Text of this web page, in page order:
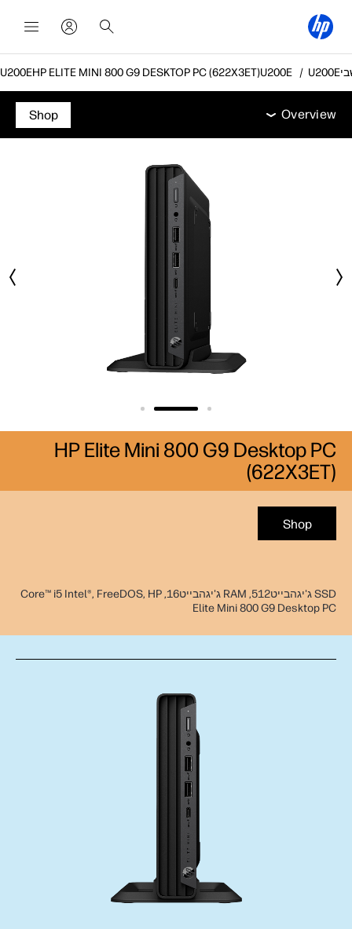
HP ELITE MINI 800 G9 DESKTOP PC (622X3ET)
Overview מאפיינים מפרט טכני אביזרים
תמיכה
Overview
Shop
Shop
SSD ג'יגהבייט512, RAM ג'יגהבייט16, Core™ i5 Intel®, FreeDOS, HP
Elite Mini 800 G9 Desktop PC
HP Elite Mini 800 G9 Desktop PC
(622X3ET)